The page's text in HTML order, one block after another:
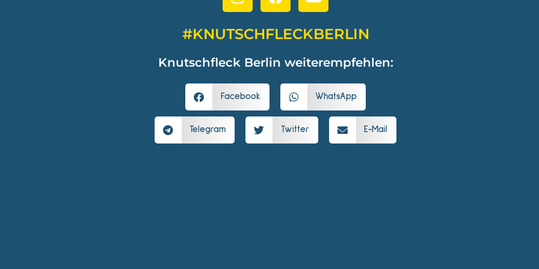
#KNUTSCHFLECKBERLIN
Knutschfleck Berlin weiterempfehlen:
Facebook WhatsApp
Telegram Twitter E-Mail